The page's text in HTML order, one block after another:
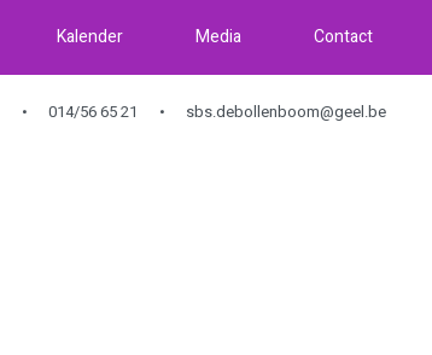
Kalender Media Contact
014/56 65 21 sbs.debollenboom@geel.be